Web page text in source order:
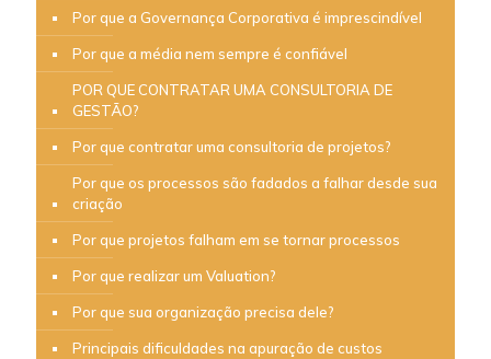
Por que a Governança Corporativa é imprescindível
Por que a média nem sempre é confiável
POR QUE CONTRATAR UMA CONSULTORIA DE
GESTÃO?
Por que contratar uma consultoria de projetos?
Por que os processos são fadados a falhar desde sua
criação
Por que projetos falham em se tornar processos
Por que realizar um Valuation?
Por que sua organização precisa dele?
Principais dificuldades na apuração de custos